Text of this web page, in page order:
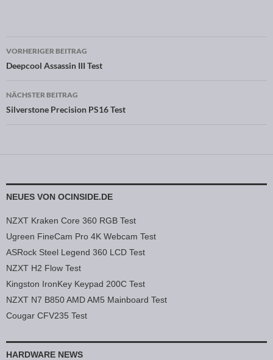
Beitragsnavigation
VORHERIGER BEITRAG
Deepcool Assassin III Test
NÄCHSTER BEITRAG
Silverstone Precision PS16 Test
NEUES VON OCINSIDE.DE
NZXT Kraken Core 360 RGB Test
Ugreen FineCam Pro 4K Webcam Test
ASRock Steel Legend 360 LCD Test
NZXT H2 Flow Test
Kingston IronKey Keypad 200C Test
NZXT N7 B850 AMD AM5 Mainboard Test
Cougar CFV235 Test
HARDWARE NEWS